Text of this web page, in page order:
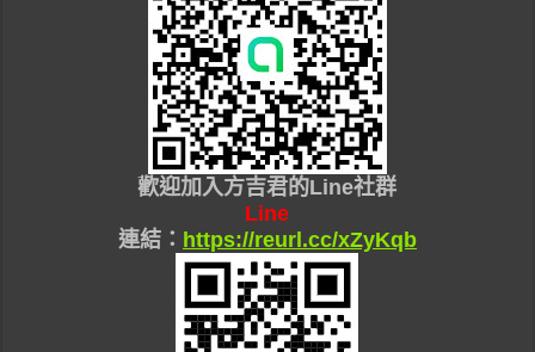
歡迎加入方吉君的Line社群
Line
連結： https://reurl.cc/xZyKqb